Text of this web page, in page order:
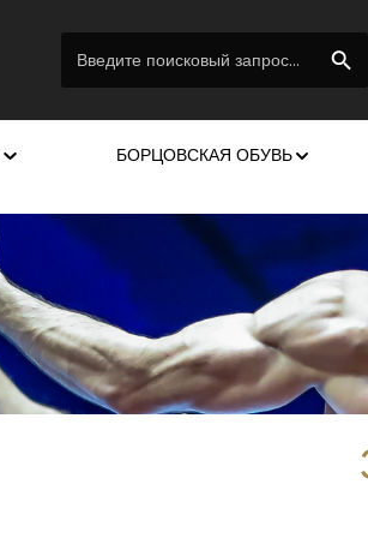
БОРЦОВСКАЯ ОБУВЬ